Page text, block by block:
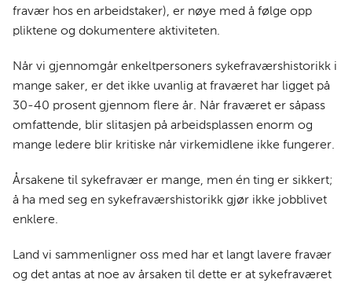
fravær hos en arbeidstaker), er nøye med å følge opp
pliktene og dokumentere aktiviteten.
Når vi gjennomgår enkeltpersoners sykefraværshistorikk i
mange saker, er det ikke uvanlig at fraværet har ligget på
30-40 prosent gjennom flere år. Når fraværet er såpass
omfattende, blir slitasjen på arbeidsplassen enorm og
mange ledere blir kritiske når virkemidlene ikke fungerer.
Årsakene til sykefravær er mange, men én ting er sikkert;
å ha med seg en sykefraværshistorikk gjør ikke jobblivet
enklere.
Land vi sammenligner oss med har et langt lavere fravær
og det antas at noe av årsaken til dette er at sykefraværet